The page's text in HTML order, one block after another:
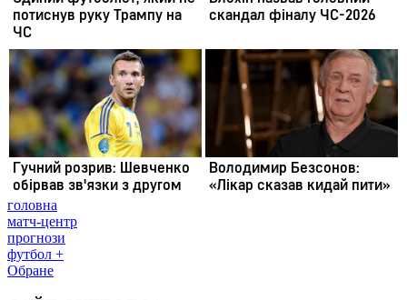
головна
матч-центр
прогнози
футбол +
Обране